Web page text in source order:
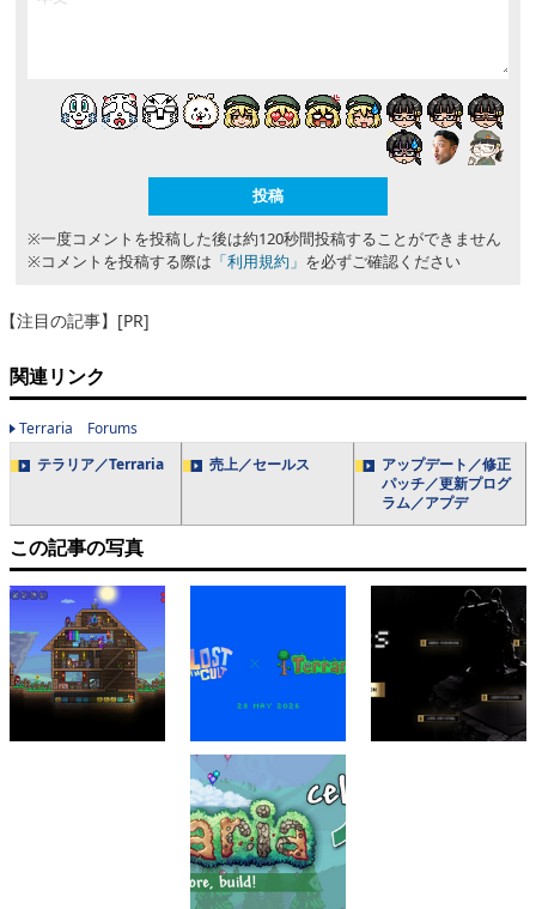
※一度コメントを投稿した後は約120秒間投稿することができません
※コメントを投稿する際は 「利用規約」 を必ずご確認ください
【注目の記事】[PR]
関連リンク
Terraria Forums
テラリア／Terraria
売上／セールス
アップデート／修正
パッチ／更新プログ
ラム／アプデ
この記事の写真